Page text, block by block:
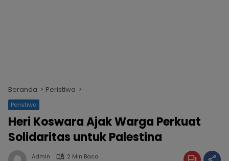
Beranda Peristiwa
Peristiwa
Heri Koswara Ajak Warga Perkuat
Solidaritas untuk Palestina
Admin
2 Min Baca